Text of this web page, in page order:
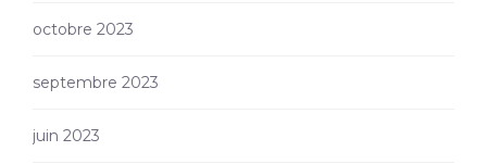
octobre 2023
septembre 2023
juin 2023